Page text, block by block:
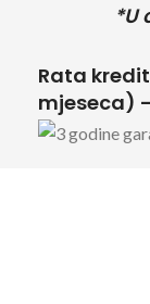
*U
Rata
mjeseca)